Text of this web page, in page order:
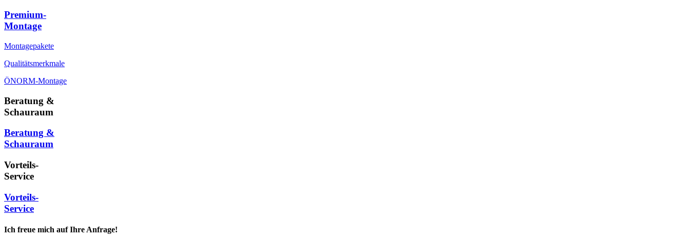
Premium-
Montage
Montagepakete
Qualitätsmerkmale
ÖNORM-Montage
Beratung &
Schauraum
Beratung &
Schauraum
Vorteils-
Service
Vorteils-
Service
Ich freue mich auf Ihre Anfrage!